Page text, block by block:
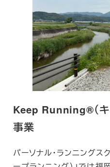
Keep Running®（キ
事業
パーソナル・ランニングス